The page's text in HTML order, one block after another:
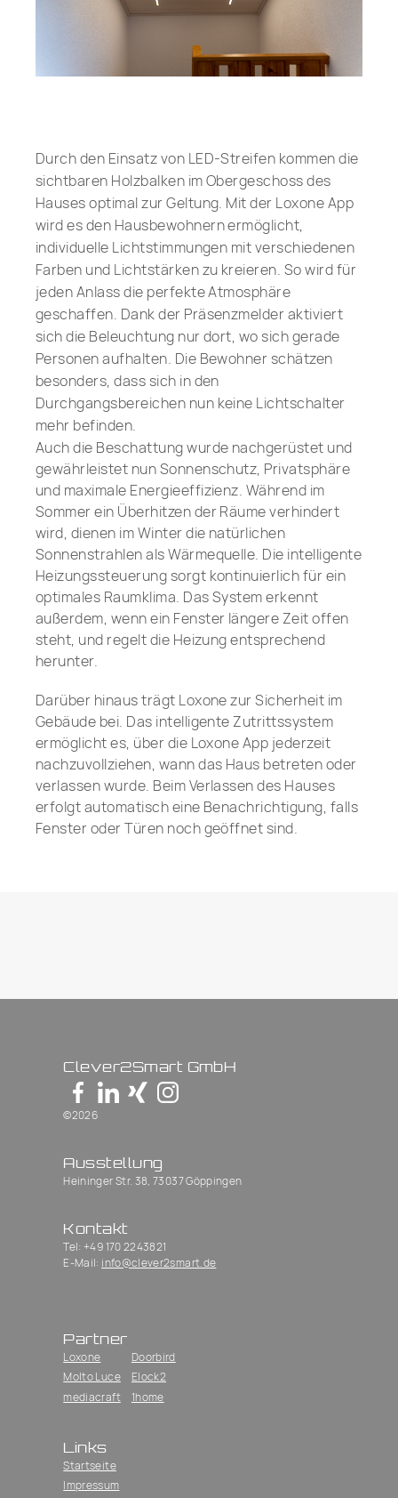
Durch den Einsatz von LED-Streifen kommen die
sichtbaren Holzbalken im Obergeschoss des
Hauses optimal zur Geltung. Mit der Loxone App
wird es den Hausbewohnern ermöglicht,
individuelle Lichtstimmungen mit verschiedenen
Farben und Lichtstärken zu kreieren. So wird für
jeden Anlass die perfekte Atmosphäre
geschaffen. Dank der Präsenzmelder aktiviert
sich die Beleuchtung nur dort, wo sich gerade
Personen aufhalten. Die Bewohner schätzen
besonders, dass sich in den
Durchgangsbereichen nun keine Lichtschalter
mehr befinden.
Auch die Beschattung wurde nachgerüstet und
gewährleistet nun Sonnenschutz, Privatsphäre
und maximale Energieeffizienz. Während im
Sommer ein Überhitzen der Räume verhindert
wird, dienen im Winter die natürlichen
Sonnenstrahlen als Wärmequelle. Die intelligente
Heizungssteuerung sorgt kontinuierlich für ein
optimales Raumklima. Das System erkennt
außerdem, wenn ein Fenster längere Zeit offen
steht, und regelt die Heizung entsprechend
herunter.
Darüber hinaus trägt Loxone zur Sicherheit im
Gebäude bei. Das intelligente Zutrittssystem
ermöglicht es, über die Loxone App jederzeit
nachzuvollziehen, wann das Haus betreten oder
verlassen wurde. Beim Verlassen des Hauses
erfolgt automatisch eine Benachrichtigung, falls
Fenster oder Türen noch geöffnet sind.
Clever2Smart GmbH
©2026
Ausstellung
Heininger Str. 38, 73037 Göppingen
Kontakt
Tel: ‭+49 170 2243821‬
E-Mail: info@clever2smart.de
Partner
Loxone
Molto Luce
mediacraft
Doorbird
Elock2
1home
Links
Startseite
Impressum